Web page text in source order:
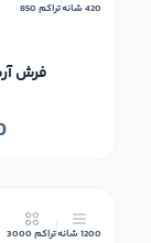
420 شانه تراکم 850
فرش
1200 شانه تراکم 3000